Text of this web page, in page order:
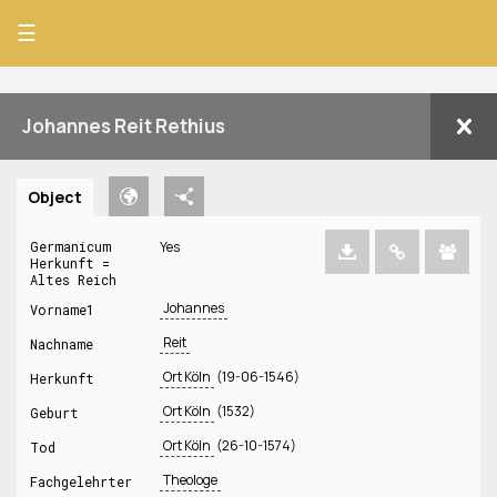
☰
Johannes Reit Rethius
Object
Germanicum
Herkunft =
Altes Reich
Yes
Vorname1 Johannes
Nachname Reit
Herkunft Ort Köln (19-06-1546)
Geburt Ort Köln (1532)
Tod Ort Köln (26-10-1574)
Fachgelehrter Theologe